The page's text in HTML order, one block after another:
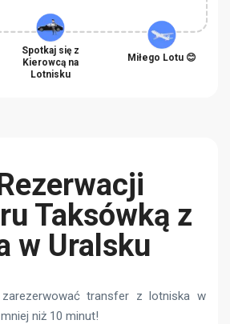
Spotkaj się z
Kierowcą na
Lotnisku
Miłego Lotu 😊
Taksówką z
w Uralsku
transfer z lotniska w
niż 10 minut!